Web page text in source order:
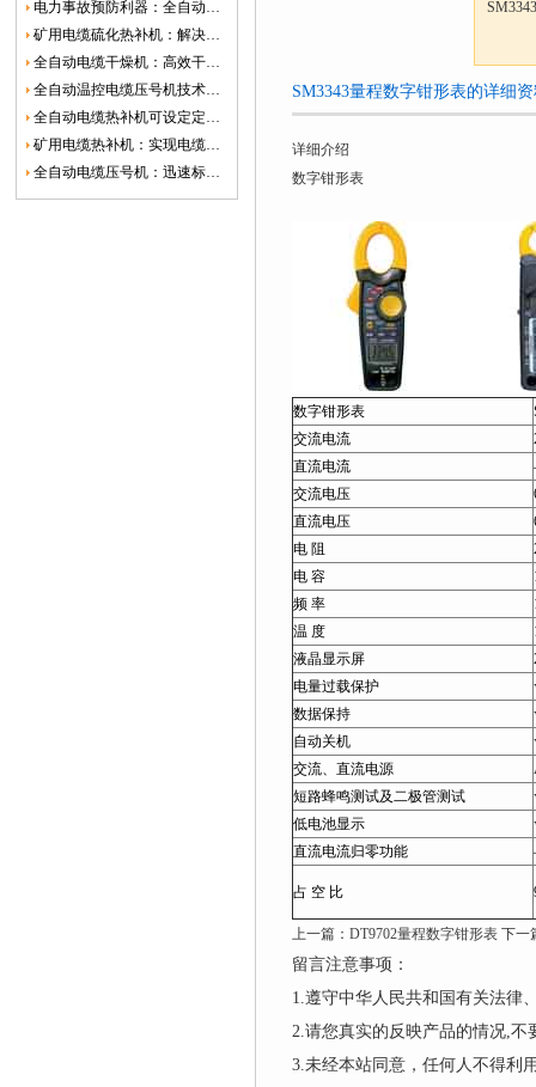
电力事故预防利器：全自动控温电缆热补机
矿用电缆硫化热补机：解决矿山电缆故障的新选择
全自动电缆干燥机：高效干燥，电缆质量
全自动温控电缆压号机技术革新：数字化标识的新趋势
全自动电缆热补机可设定定时功能，实现自动化热补
矿用电缆热补机：实现电缆故障修复的高效装置
全自动电缆压号机：迅速标识电缆的利器
SM3343量程数字钳形表的详细
详细介绍
数字钳形表
数字钳形表
交流电流
直流电流
交流电压
直流电压
电 阻
电 容
频 率
温 度
液晶显示屏
电量过载保护
数据保持
自动关机
交流、直流电源
短路蜂鸣测试及二极管测试
低电池显示
直流电流归零功能
占 空 比
上一篇： DT9702量程数字钳形表 下一
留言注意事项：
1.遵守中华人民共和国有关法律
2.请您真实的反映产品的情况,
3.未经本站同意，任何人不得利